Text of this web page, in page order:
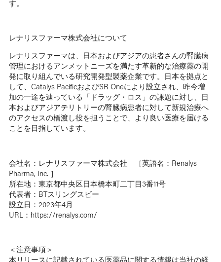
す。
レナリスファーマ株式会社について
レナリスファーマは、日本およびアジアの患者さんの腎臓病
管理におけるアンメットニーズを満たす革新的な治療薬の開
発に取り組んでいる研究開発型製薬企業です。日本を拠点と
して、Catalys PacificおよびSR Oneにより設立され、昨今増
加の一途を辿っている「ドラッグ・ロス」の課題に対し、日
本およびアジアテリトリーの腎臓病患者に対して新規治療へ
のアクセスの橋渡し役を担うことで、より良い医療を届ける
ことを目指しています。
会社名：レナリスファーマ株式会社 ［英語名：Renalys
Pharma, Inc. ］
所在地：東京都中央区日本橋本町二丁目3番11号
代表者：BTスリングスビー
設立日：2023年4月
URL： https://renalys.com/
＜注意事項＞
本リリースに記載されている医薬品に関する情報は当社の経